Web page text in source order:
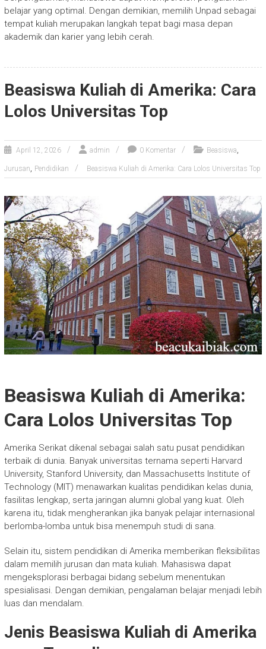
belajar yang optimal. Dengan demikian, memilih Unpad sebagai
tempat kuliah merupakan langkah tepat bagi masa depan
akademik dan karier yang lebih cerah.
Beasiswa Kuliah di Amerika: Cara
Lolos Universitas Top
April 12, 2026 admin 0 Komentar Beasiswa,
Jurusan, Pendidikan Beasiswa Kuliah di Amerika: Cara Lolos Universitas Top
Beasiswa Kuliah di Amerika:
Cara Lolos Universitas Top
Amerika Serikat dikenal sebagai salah satu pusat pendidikan
terbaik di dunia. Banyak universitas ternama seperti Harvard
University, Stanford University, dan Massachusetts Institute of
Technology (MIT) menawarkan kualitas pendidikan kelas dunia,
fasilitas lengkap, serta jaringan alumni global yang kuat. Oleh
karena itu, tidak mengherankan jika banyak pelajar internasional
berlomba-lomba untuk bisa menempuh studi di sana.
Selain itu, sistem pendidikan di Amerika memberikan fleksibilitas
dalam memilih jurusan dan mata kuliah. Mahasiswa dapat
mengeksplorasi berbagai bidang sebelum menentukan
spesialisasi. Dengan demikian, pengalaman belajar menjadi lebih
luas dan mendalam.
Jenis Beasiswa Kuliah di Amerika